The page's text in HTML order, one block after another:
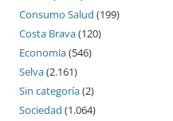
Consumo Salud (199)
Costa Brava(120)
Economia(546)
Selva(2.161)
Sin categoría(2)
Sociedad (1.064)